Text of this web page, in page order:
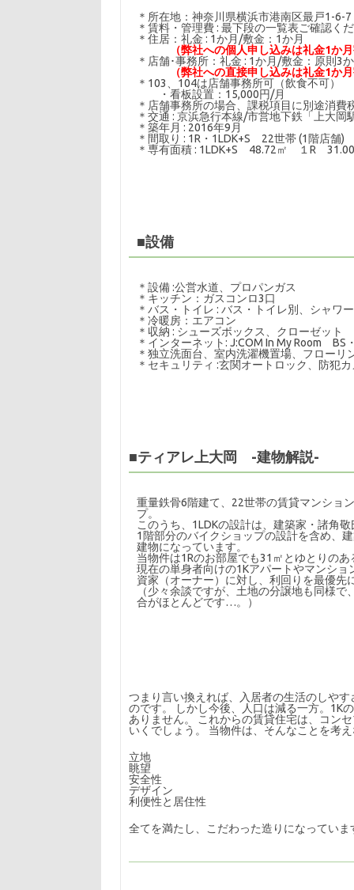
＊所在地：神奈川県横浜市港南区最戸1-6-7
＊賃料・管理費 : 最下段の一覧表ご確認く
＊住居：礼金 : 1か月/敷金：1か月
（弊社への個人申し込みは礼金1か月
＊店舗･事務所：礼金 : 1か月/敷金：原則3
（弊社への直接申し込みは礼金1か
＊103、104は店舗事務所可（飲食不可）
・看板設置：15,000円/月
＊店舗事務所の場合、課税項目に別途消費
＊交通 : 京浜急行本線/市営地下鉄「上大岡
＊築年月 : 2016年9月
＊間取り : 1R・1LDK+S 22世帯 (1階店舗)
＊専有面積 : 1LDK+S 48.72㎡ １R
■設備
＊設備 :公営水道、プロパンガス
＊キッチン：ガスコンロ3口
＊バス・トイレ : バス・トイレ別、シャワ
＊冷暖房：エアコン
＊収納 : シューズボックス、クローゼット
＊インターネット: J:COM In My Room
＊独立洗面台、室内洗濯機置場、フローリ
＊セキュリティ :玄関オートロック、防犯
■ティアレ上大岡 -建物解説-
重量鉄骨6階建て、22世帯の賃貸マンショ
プ。
このうち、1LDKの設計は、建築家・諸角敬
1階部分のバイクショップの設計を含め、
建物になっています。
当物件は1Rのお部屋でも31㎡とゆとりの
現在の単身者向けの1Kアパートやマンシ
資家（オーナー）に対し、利回りを最優
（少々余談ですが、土地の分譲地も同様
合がほとんどです…。）
つまり言い換えれば、入居者の生活のしや
のです。 しかし今後、人口は減る一方。1K
ありません。 これからの賃貸住宅は、コン
いくでしょう。 当物件は、そんなことを考
立地
眺望
安全性
デザイン
利便性と居住性
全てを満たし、こだわった造りになっていま